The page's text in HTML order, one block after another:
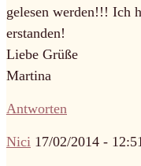
gelesen werden!!! Ich
erstanden!
Liebe Grüße
Martina
Antworten
Nici 17/02/2014 -